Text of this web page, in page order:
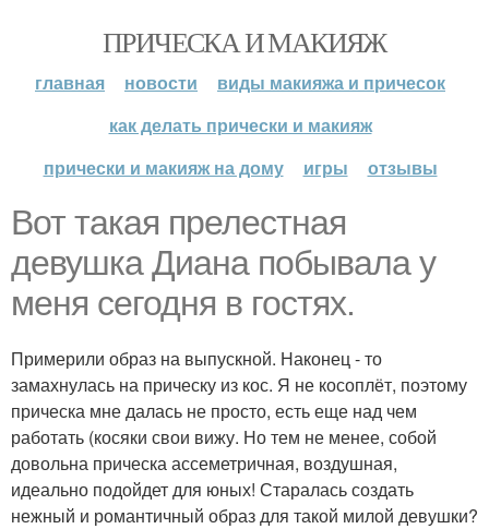
ПРИЧЕСКА И МАКИЯЖ
главная новости
виды макияжа и причесок
как делать прически и макияж
прически и макияж на дому
игры отзывы
Вот такая прелестная
девушка Диана побывала у
меня сегодня в гостях.
Примерили образ на выпускной. Наконец - то
замахнулась на прическу из кос. Я не косоплёт, поэтому
прическа мне далась не просто, есть еще над чем
работать (косяки свои вижу. Но тем не менее, собой
довольна прическа ассеметричная, воздушная,
идеально подойдет для юных! Старалась создать
нежный и романтичный образ для такой милой девушки?